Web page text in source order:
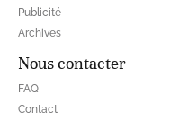
Publicité
Archives
Nous contacter
FAQ
Contact